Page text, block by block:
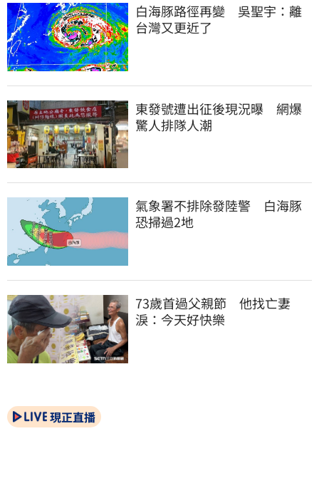
白海豚路徑再變　吳聖宇：離
台灣又更近了
東發號遭出征後現況曝　網爆
驚人排隊人潮
氣象署不排除發陸警　白海豚
恐掃過2地
73歲首過父親節　他找亡妻
淚：今天好快樂
現正直播